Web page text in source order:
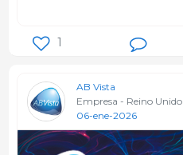
1
AB Vista
Empresa - Reino Unido
06-ene-2026